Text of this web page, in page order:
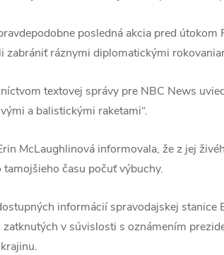
posledná akcia pred
zabrániť ráznymi diplomatickými
textovej správy pre NBC News
a balistickými raketami“.
McLaughlinová informovala, že z jej
času počuť výbuchy.
informácií spravodajskej stanice
v súvislosti s oznámením